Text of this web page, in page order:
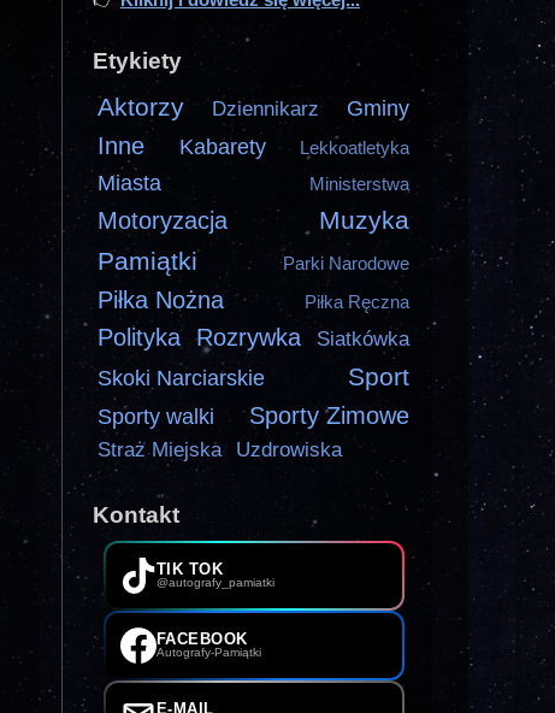
Etykiety
Aktorzy Dziennikarz Gminy
Inne Kabarety Lekkoatletyka
Miasta Ministerstwa
Motoryzacja
Muzyka
Pamiątki
Parki Narodowe
Piłka Nożna Piłka Ręczna
Polityka Rozrywka Siatkówka
Skoki Narciarskie Sport
Sporty walki Sporty Zimowe
Straż Miejska Uzdrowiska
Kontakt
TIK TOK
@autografy_pamiatki
FACEBOOK
Autografy-Pamiątki
E-MAIL